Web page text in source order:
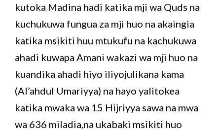
kutoka Madina hadi katika mji wa Quds na
kuchukuwa fungua za mji huo na akaingia
katika msikiti huu mtukufu na kachukuwa
ahadi kuwapa Amani wakazi wa mji huo na
kuandika ahadi hiyo iliyojulikana kama
(Al’ahdul Umariyya) na hayo yalitokea
katika mwaka wa 15 Hijriyya sawa na mwa
wa 636 miladia,na ukabaki msikiti huo